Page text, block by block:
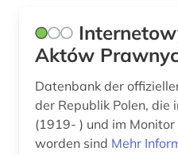
sozialismus (2)
Aktów
Datenbank der
der Republik Polen, die
(1919- ) und im
worden sind Mehr